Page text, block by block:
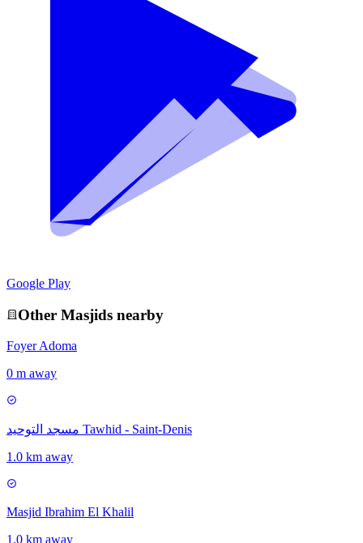
Google Play
Other Masjids nearby
Foyer Adoma
0 m away
مسجد التوحيد Tawhid - Saint-Denis
1.0 km away
Masjid Ibrahim El Khalil
1.0 km away